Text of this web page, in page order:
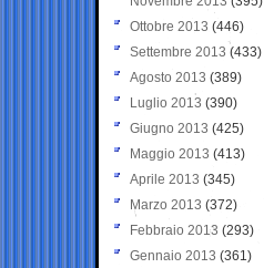
Ottobre 2013 (446)
Settembre 2013 (433)
Agosto 2013 (389)
Luglio 2013 (390)
Giugno 2013 (425)
Maggio 2013 (413)
Aprile 2013 (345)
Marzo 2013 (372)
Febbraio 2013 (293)
Gennaio 2013 (361)